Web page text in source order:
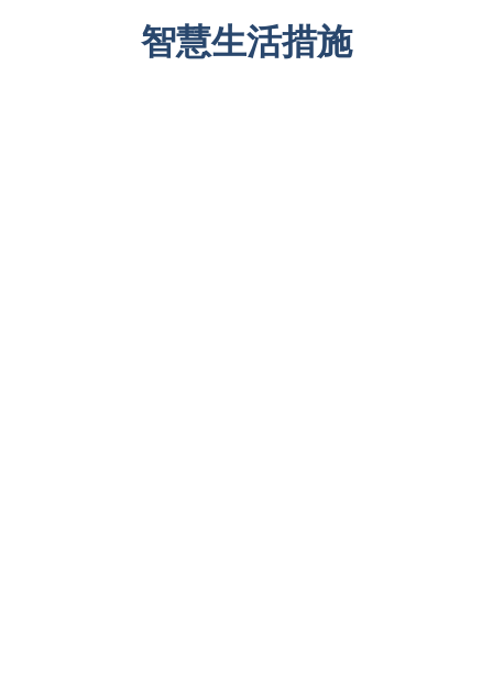
智慧生活措施